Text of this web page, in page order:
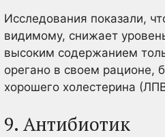
Исследования показали,
видимому, снижает
высоким содержанием
орегано в своем рационе,
хорошего холестерина
9. Антибиотик